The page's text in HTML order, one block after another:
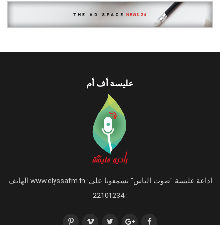
عليسة أف أم
اذاعة عليسة "صوت الناس" تسمعونا على: www.elyssafm.tn الهاتف